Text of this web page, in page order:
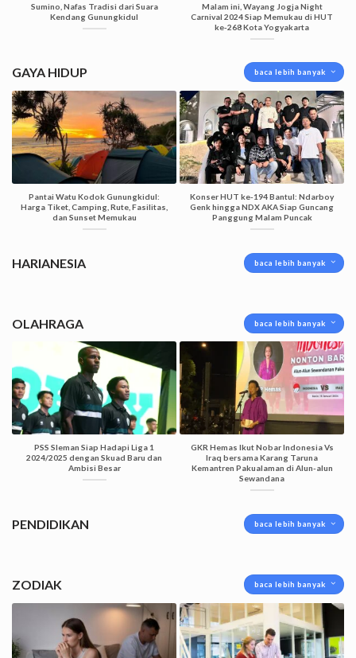
Sumino, Nafas Tradisi dari Suara
Kendang Gunungkidul
Malam ini, Wayang Jogja Night
Carnival 2024 Siap Memukau di HUT
ke-268 Kota Yogyakarta
GAYA HIDUP baca lebih banyak
Pantai Watu Kodok Gunungkidul:
Harga Tiket, Camping, Rute, Fasilitas,
dan Sunset Memukau
Konser HUT ke-194 Bantul: Ndarboy
Genk hingga NDX AKA Siap Guncang
Panggung Malam Puncak
HARIANESIA baca lebih banyak
OLAHRAGA baca lebih banyak
PSS Sleman Siap Hadapi Liga 1
2024/2025 dengan Skuad Baru dan
Ambisi Besar
GKR Hemas Ikut Nobar Indonesia Vs
Iraq bersama Karang Taruna
Kemantren Pakualaman di Alun-alun
Sewandana
PENDIDIKAN baca lebih banyak
ZODIAK baca lebih banyak